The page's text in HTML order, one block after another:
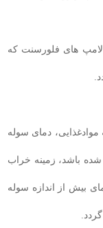
لامپ های فلورسنت که
دمای سوله
باشد، زمینه خراب
بیش از اندازه سوله